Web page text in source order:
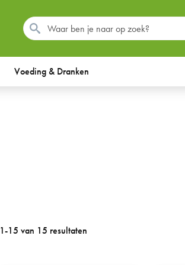
Voeding & Dranken
1-15 van 15 resultaten